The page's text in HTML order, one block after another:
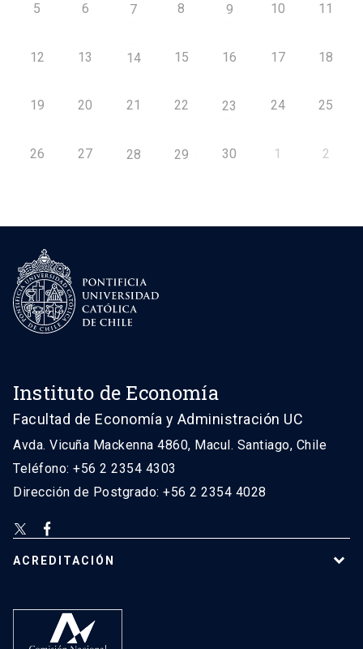
5 6 7 8 9 10 11
12 13 14 15 16 17 18
19 20 21 22 23 24 25
26 27 28 29 30 1 2
Instituto de Economía
Facultad de Economía y Administración UC
Avda. Vicuña Mackenna 4860, Macul. Santiago, Chile
Teléfono: +56 2 2354 4303
Dirección de Postgrado: +56 2 2354 4028
ACREDITACIÓN